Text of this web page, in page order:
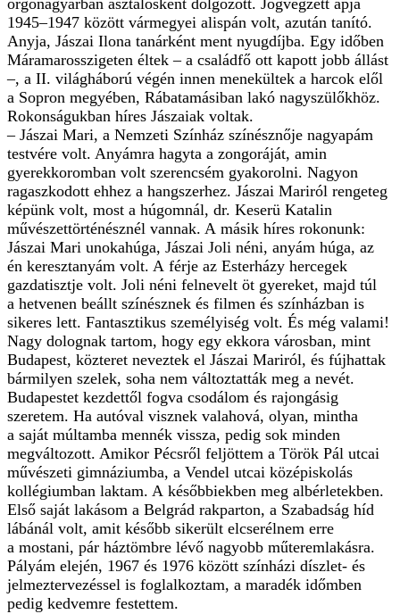
orgonagyárban asztalosként dolgozott. Jogvégzett apja
1945–1947 között vármegyei alispán volt, azután tanító.
Anyja, Jászai Ilona tanárként ment nyugdíjba. Egy időben
Máramarosszigeten éltek – a családfő ott kapott jobb állást
–, a II. világháború végén innen menekültek a harcok elől
a Sopron megyében, Rábatamásiban lakó nagyszülőkhöz.
Rokonságukban híres Jászaiak voltak.
– Jászai Mari, a Nemzeti Színház színésznője nagyapám
testvére volt. Anyámra hagyta a zongoráját, amin
gyerekkoromban volt szerencsém gyakorolni. Nagyon
ragaszkodott ehhez a hangszerhez. Jászai Mariról rengeteg
képünk volt, most a húgomnál, dr. Keserü Katalin
művészettörténésznél vannak. A másik híres rokonunk:
Jászai Mari unokahúga, Jászai Joli néni, anyám húga, az
én keresztanyám volt. A férje az Esterházy hercegek
gazdatisztje volt. Joli néni felnevelt öt gyereket, majd túl
a hetvenen beállt színésznek és filmen és színházban is
sikeres lett. Fantasztikus személyiség volt. És még valami!
Nagy dolognak tartom, hogy egy ekkora városban, mint
Budapest, közteret neveztek el Jászai Mariról, és fújhattak
bármilyen szelek, soha nem változtatták meg a nevét.
Budapestet kezdettől fogva csodálom és rajongásig
szeretem. Ha autóval visznek valahová, olyan, mintha
a saját múltamba mennék vissza, pedig sok minden
megváltozott. Amikor Pécsről feljöttem a Török Pál utcai
művészeti gimnáziumba, a Vendel utcai középiskolás
kollégiumban laktam. A későbbiekben meg albérletekben.
Első saját lakásom a Belgrád rakparton, a Szabadság híd
lábánál volt, amit később sikerült elcserélnem erre
a mostani, pár háztömbre lévő nagyobb műteremlakásra.
Pályám elején, 1967 és 1976 között színházi díszlet- és
jelmeztervezéssel is foglalkoztam, a maradék időmben
pedig kedvemre festettem.